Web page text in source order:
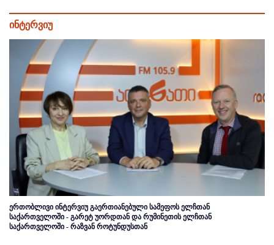
ინტერვიუ
ერთობლივი ინტერვიუ გაერთიანებული სამეფოს ელჩთან
საქართველოში - გარეტ უორდთან და რუმინეთის ელჩთან
საქართველოში - რაზვან როტუნდუსთან